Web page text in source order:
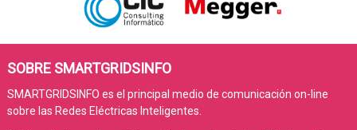
SOBRE SMARTGRIDSINFO
SMARTGRIDSINFO es el principal medio de comunicación on-line
sobre las Redes Eléctricas Inteligentes.